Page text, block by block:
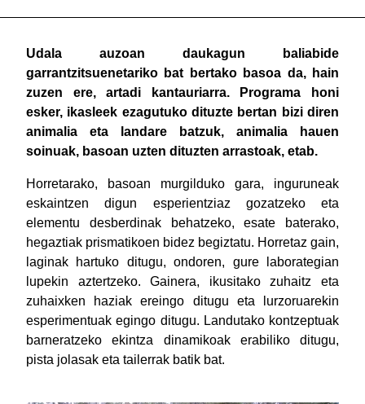
Udala auzoan daukagun baliabide
garrantzitsuenetariko bat bertako basoa da, hain
zuzen ere, artadi kantauriarra. Programa honi
esker, ikasleek ezagutuko dituzte bertan bizi diren
animalia eta landare batzuk, animalia hauen
soinuak, basoan uzten dituzten arrastoak, etab.
Horretarako, basoan murgilduko gara, inguruneak
eskaintzen digun esperientziaz gozatzeko eta
elementu desberdinak behatzeko, esate baterako,
hegaztiak prismatikoen bidez begiztatu. Horretaz gain,
laginak hartuko ditugu, ondoren, gure laborategian
lupekin aztertzeko. Gainera, ikusitako zuhaitz eta
zuhaixken haziak ereingo ditugu eta lurzoruarekin
esperimentuak egingo ditugu. Landutako kontzeptuak
barneratzeko ekintza dinamikoak erabiliko ditugu,
pista jolasak eta tailerrak batik bat.